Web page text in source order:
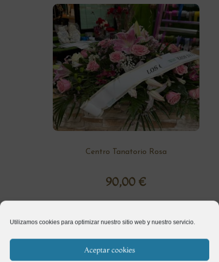
Utilizamos cookies para optimizar nuestro sitio web y nuestro servicio.
Aceptar cookies
Centro Tanatorio Rosa
90,00 €